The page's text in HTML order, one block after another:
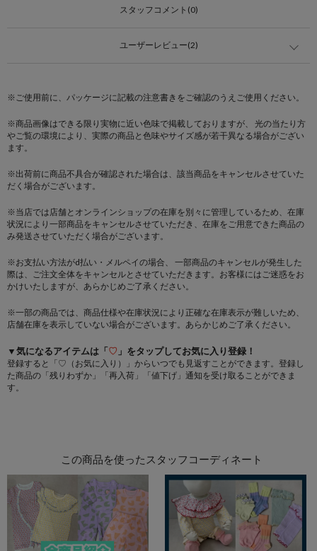
スタッフコメント(0)
ユーザーレビュー(2)
※ご使用前に、パッケージに記載の注意書きをご確認のうえご使用ください。
※商品画像はできる限り実物に近い色味で掲載しておりますが、 光の当たり方
やご覧の環境により、実際の商品と色味やサイズ感が若干異なる場合がござい
ます。
※出荷前に商品不具合が確認された場合は、該当商品をキャンセルさせていた
だく場合がございます。
※当店では店舗とオンラインショップの在庫を別々に管理しているため、在庫
状況により一部商品をキャンセルさせていただき、在庫をご用意できた商品の
み発送させていただく場合がございます。
※お支払い方法がd払い・メルペイの場合、 一部商品のキャンセルが発生した
際は、ご注文全体をキャンセルとさせていただきます。お客様にはご迷惑をお
かけいたしますが、あらかじめご了承ください。
※一部の商品では、商品仕様や在庫状況により正確な在庫表示が難しいため、
店舗在庫を表示していない場合がございます。あらかじめご了承ください。
▼気になるアイテムは「♡ 」をタップしてお気に入り登録！
登録すると「♡（お気に入り）」からいつでも見返すことができます。登録し
た商品の「残りわずか」「再入荷」「値下げ」通知を受け取ることができま
す。
この商品を使ったスタッフコーディネート